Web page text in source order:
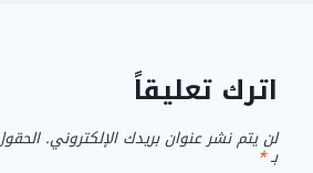
اترك تعليقاً
لن يتم نشر عنوان بريدك الإلكتروني.
بـ*